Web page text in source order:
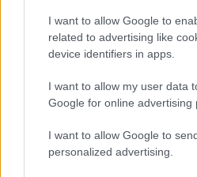
I want to allow Google to
related to advertising like
device identifiers in apps.
I want to allow my user data
Google for online advertising
I want to allow Google to
personalized advertising.
neve:
mail címe:
Üzenet szövege: